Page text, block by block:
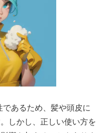
あるため、髪や頭皮に
しかし、正しい使い方を